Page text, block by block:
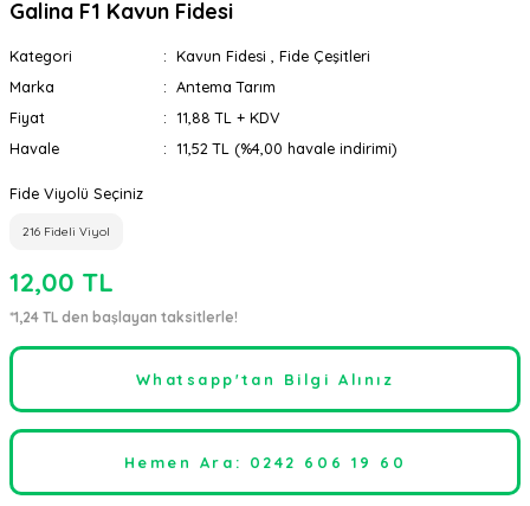
Galina F1 Kavun Fidesi
Kategori Kavun Fidesi
Fide Çeşitleri
Marka
Antema Tarım
Fiyat
11,88 TL + KDV
Havale
11,52 TL (%4,00 havale indirimi)
Fide Viyolü Seçiniz
216 Fideli Viyol
12,00 TL
*1,24 TL den başlayan taksitlerle!
Whatsapp'tan Bilgi Alınız
Hemen Ara: 0242 606 19 60